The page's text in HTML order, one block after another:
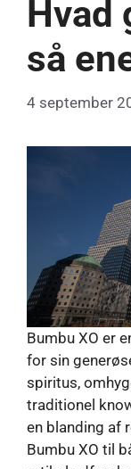
Hvad
så
4 september
Bumbu XO er
for sin
spiritus,
traditionel
en blanding af
Bumbu XO til